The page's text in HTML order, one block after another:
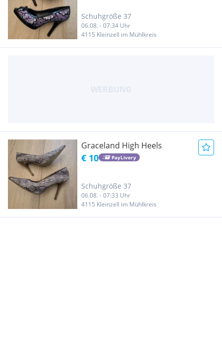
Schuhgröße 37
06.08. - 07:34 Uhr
4115 Kleinzell im Mühlkreis
Graceland High Heels
€ 10 PayLivery
Schuhgröße 37
06.08. - 07:33 Uhr
4115 Kleinzell im Mühlkreis